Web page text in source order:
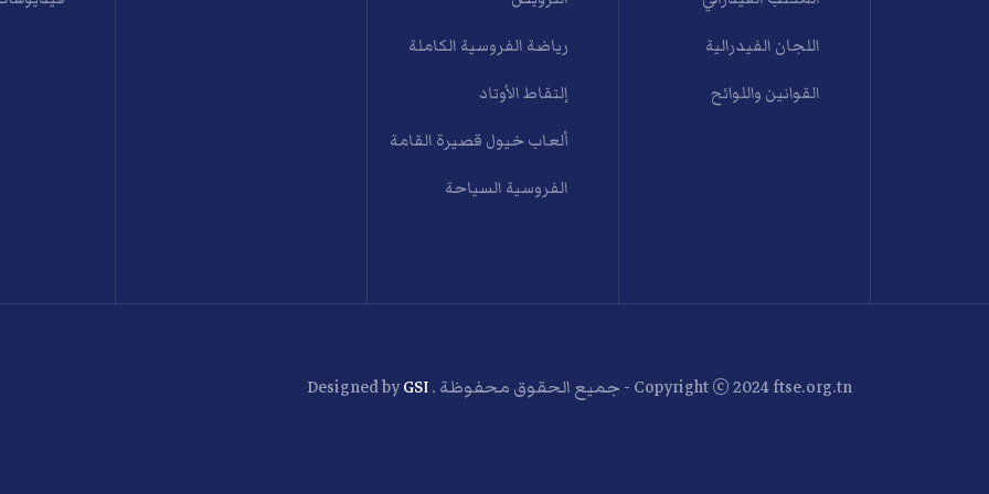
اللجان الفيدرالية
القوانين واللوائح
رياضة الفروسية الكاملة
إلتقاط الأوتاد
ألعاب خيول قصيرة القامة
الفروسية السياحة
Copyright © 2024 ftse.org.tn - جميع الحقوق محفوظة . Designed by GSI